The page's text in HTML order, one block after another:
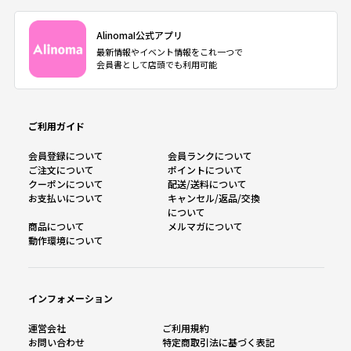
AlinomaI公式アプリ
最新情報やイベント情報をこれ一つで
会員書として店頭でも利用可能
ご利用ガイド
会員登録について
会員ランクについて
ご注文について
ポイントについて
クーポンについて
配送/送料について
お支払いについて
キャンセル/返品/交換
について
商品について
メルマガについて
動作環境について
インフォメーション
運営会社
ご利用規約
お問い合わせ
特定商取引法に基づく表記